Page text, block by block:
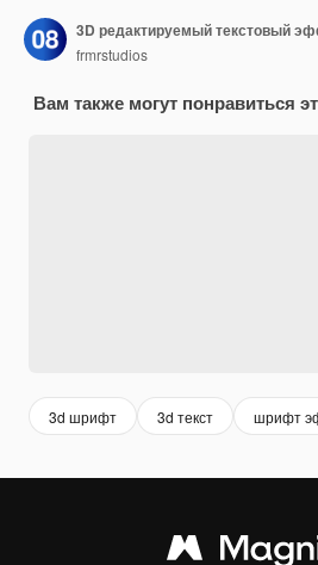
3D редактируемый текстовый
frmrstudios
Вам также могут понравиться
3d шрифт 3d текст шрифт